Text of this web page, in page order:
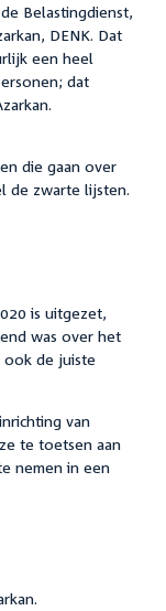
Belastingdienst,
DENK. Dat
een heel
dat
die gaan over
de zwarte lijsten.
is uitgezet,
was over het
ook de juiste
van
te toetsen aan
nemen in een